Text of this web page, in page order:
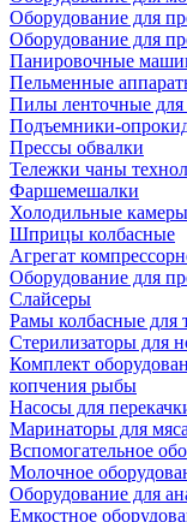
Оборудование для
Оборудование для
Панировочные
Пельменные
Пилы ленточные для
Подъемники-
Прессы обвалки
Тележки чаны
Фаршемешалки
Холодильные камеры
Шприцы колбасные
Агрегат
Оборудование для
Слайсеры
Рамы колбасные для
Стерилизаторы для
Комплект
копчения рыбы
Насосы для
Маринаторы для мяса
Вспомогательное
Молочное
Оборудование для
Емкостное